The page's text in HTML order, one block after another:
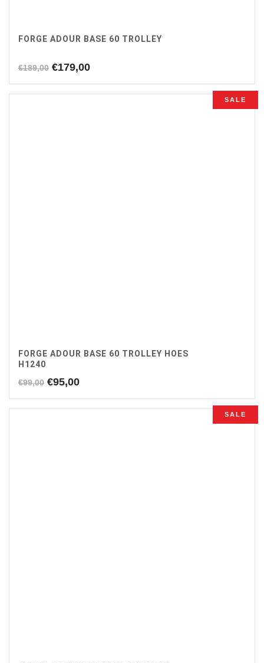
FORGE ADOUR BASE 60 TROLLEY
€189,00 Oorspronkelijke
was:
€179,00Huidige
is:
SALE
FORGE ADOUR BASE 60 TROLLEY HOES
H1240
€99,00 Oorspronkelijke
was:
€95,00Huidige
is:
SALE